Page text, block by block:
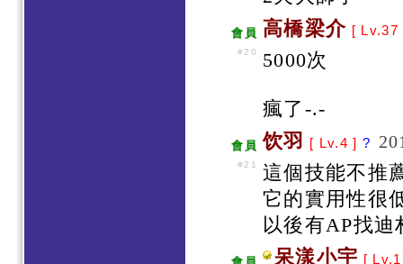
會員 高橋梁介 [
#20 5000次
瘋了-.-
會員 饮羽 [ Lv.4 ]?
#21
這個技能不推
它的實用性很
以後有AP找
呆漾小宇 [